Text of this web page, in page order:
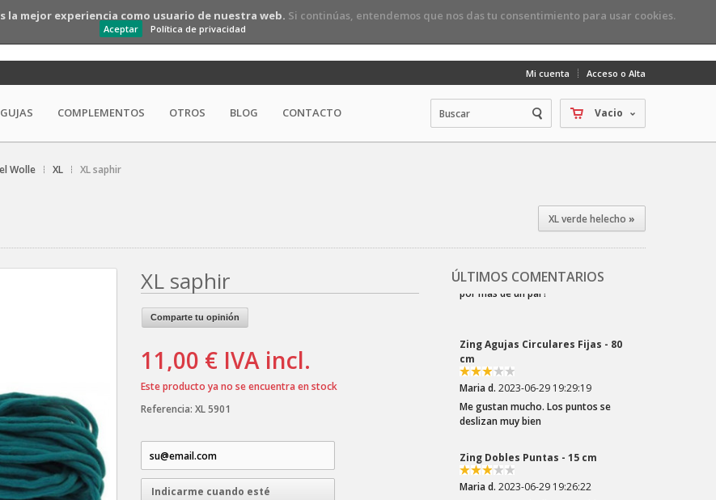
mejor experiencia como usuario de nuestra web. Si continúas, entendemos que nos das tu consentimiento para usar cookies.
Aceptar Política de privacidad
Mi cuenta Acceso o Alta
Vacio
COMPLEMENTOS OTROS BLOG CONTACTO
Wolle XL XL saphir
XL verde helecho »
ÚLTIMOS COMENTARIOS
Maria d.
Me gustan mucho. Los puntos se
deslizan muy bien
Zing Dobles Puntas - 15 cm
Maria d.2023-06-29 19:26:22
Los puntos se deslizan muy bien. Me
son muy prácticas para las mangas
XL saphir
Comparte tu opinión
11,00 € IVA incl.
Este producto ya no se encuentra en stock
Referencia: XL 5901
Indicarme cuando esté